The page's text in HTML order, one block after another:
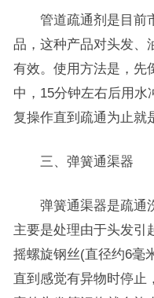
管道疏通剂是目前市
品，这种产品对头发、
有效。使用方法是，先
中，15分钟左右后用水
复操作直到疏通为止就
三、弹簧通渠器
弹簧通渠器是疏通洗
主要是处理由于头发引
摇螺旋钢丝(直径约6毫
直到感觉有异物时停止